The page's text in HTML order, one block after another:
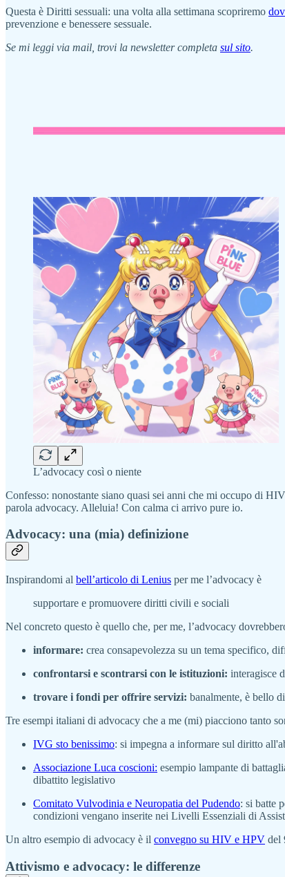
Questa è Diritti sessuali: una volta alla settimana scopriremo
prevenzione e benessere sessuale.
Se mi leggi via mail, trovi la newsletter completa sul sito.
L’advocacy così o niente
Confesso: nonostante siano quasi sei anni che mi occupo di
parola advocacy. Alleluia! Con calma ci arrivo pure io.
Advocacy: una (mia) definizione
Inspirandomi al bell’articolo di Lenius per me l’advocacy è
supportare e promuovere diritti civili e sociali
Nel concreto questo è quello che, per me, l’advocacy
informare: crea consapevolezza su un tema specifico,
confrontarsi e scontrarsi con le istituzioni: interagisce
trovare i fondi per offrire servizi: banalmente, è bello
Tre esempi italiani di advocacy che a me (mi) piacciono tanto
IVG sto benissimo: si impegna a informare sul diritto
Associazione Luca coscioni: esempio lampante di
dibattito legislativo
Comitato Vulvodinia e Neuropatia del Pudendo: si batte
condizioni vengano inserite nei Livelli Essenziali di
Un altro esempio di advocacy è il convegno su HIV e HPV del
Attivismo e advocacy: le differenze